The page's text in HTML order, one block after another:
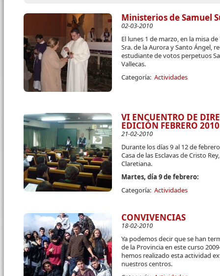
Ministerios de Samuel
02-03-2010
El lunes 1 de marzo, en la misa
Sra. de la Aurora y Santo Ángel,
estudiante de votos perpetuos
Vallecas.
Categoría: Actividades
VI ENCUENTRO DE
EDICIÓN FEBRERO 2010
21-02-2010
Durante los días 9 al 12 de
Casa de las Esclavas de Cristo
Claretiana.
Martes, día 9 de febrero:
Categoría: Actividades
CONVIVENCIAS
18-02-2010
Ya podemos decir que se han
de la Provincia en este curso
hemos realizado esta actividad
nuestros centros.